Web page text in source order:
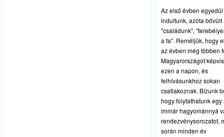
Az első évben egyedül
indultunk, azóta bővült
"családunk",
a fa". Reméljük, hogy
az évben még többen
Magyarországot
ezen a napon, és
felhívásunkhoz sokan
csatlakoznak. Bízunk
hogy folytathatunk egy
immár hagyománnyá
rendezvénysorozatot,
során minden év